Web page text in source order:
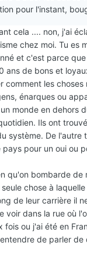
pour l'instant,
cela .... non, j'ai
chez moi. Tu es
et c'est parce
ans de bons et
les choses
énarques ou
monde en dehors
Ils ont
système. De
pour un oui ou
qu'on bombarde
chose à
de leur carrière il
voir dans la rue où
fois ou j'ai été en
de parler